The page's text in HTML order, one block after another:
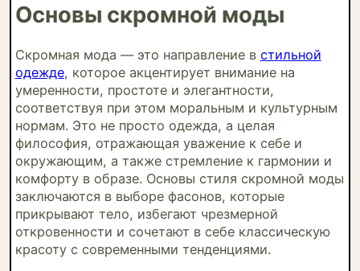
Основы скромной моды
Скромная мода — это направление в стильной
одежде, которое акцентирует внимание на
умеренности, простоте и элегантности,
соответствуя при этом моральным и культурным
нормам. Это не просто одежда, а целая
философия, отражающая уважение к себе и
окружающим, а также стремление к гармонии и
комфорту в образе. Основы стиля скромной моды
заключаются в выборе фасонов, которые
прикрывают тело, избегают чрезмерной
откровенности и сочетают в себе классическую
красоту с современными тенденциями.